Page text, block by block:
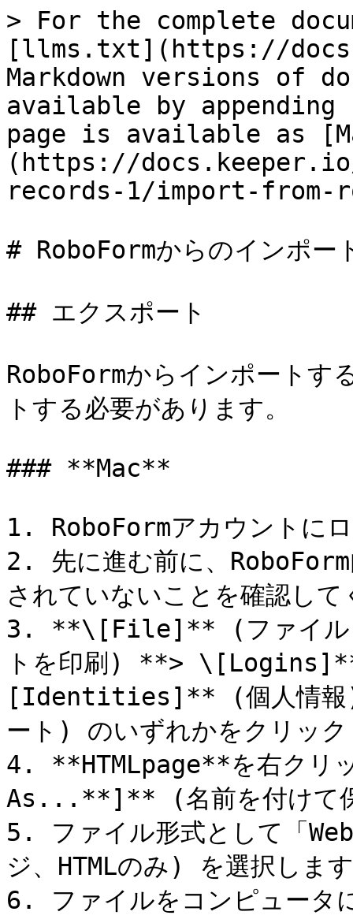
> For the complete
[llms.txt](https://
Markdown versions of
available by
page is available as
(https://
records-1/import-from-
# RoboFormからのインポー
## エクスポート
RoboFormからインポートす
トする必要があります。
### **Mac**
1. RoboFormアカウントに
2. 先に進む前に、
されていないことを確認して
3. **\[File]** (ファイ
トを印刷) **>
[Identities]** (個人情報
ート) のいずれかをクリック
4. **HTMLpage**を右ク
As...**]** (名前を付けて
5. ファイル形式として「
ジ、HTMLのみ) を選択しま
6. ファイルをコンピュータ